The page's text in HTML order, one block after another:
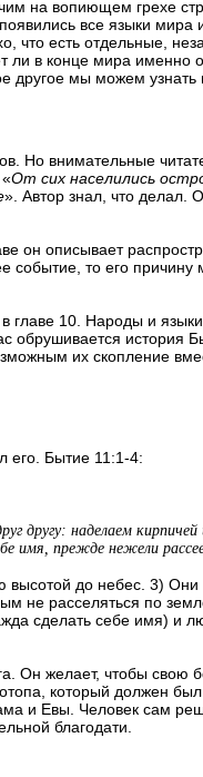
на вопиющем грехе
все языки мира
что есть отдельные
ли в конце мира именно
другое мы можем узнать
Но внимательные
От сих населились
». Автор знал, что делал.
он описывает
событие, то его
10. Народы и
обрушивается история
их скопление
его. Бытие 11:1-4:
другу: наделаем
имя, прежде нежели
до небес. 3)
не расселяться по
сделать себе имя) и
Он желает, чтобы свою
который должен
и Евы. Человек сам
благодати.